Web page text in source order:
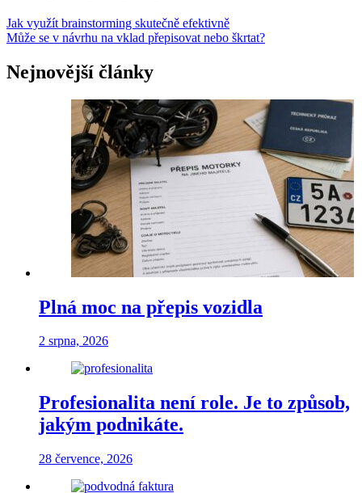
Jak využít brainstorming skutečně efektivně
Může se v návrhu na vklad přepisovat nebo škrtat?
Nejnovější články
Plná moc na přepis vozidla
2 srpna, 2026
Profesionalita není role. Je to způsob,
jakým podnikáte.
28 července, 2026